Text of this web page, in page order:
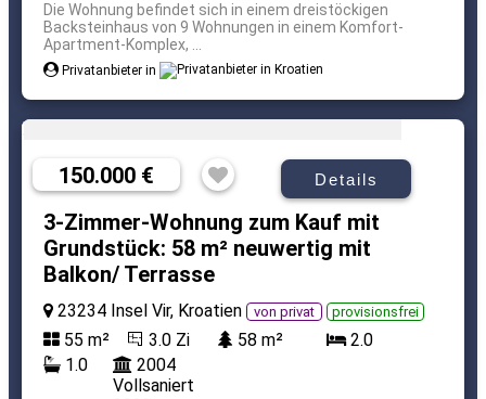
Die Wohnung befindet sich in einem dreistöckigen
Backsteinhaus von 9 Wohnungen in einem Komfort-
Apartment-Komplex, ...
Privatanbieter in
150.000 € Details
3-Zimmer-Wohnung zum Kauf mit
Grundstück: 58 m² neuwertig mit
Balkon/ Terrasse
23234 Insel Vir, Kroatien von privat provisionsfrei
55 m² 3.0 Zi 58 m²
2.0
1.0
2004
Vollsaniert